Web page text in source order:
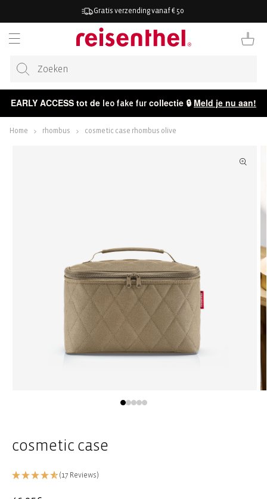
Gratis verzending vanaf € 50
EARLY ACCESS tot de leo fake fur collectie 🔒 Meld je nu aan!
Home rhombus cosmetic case rhombus olive
cosmetic case
(17 Reviews)